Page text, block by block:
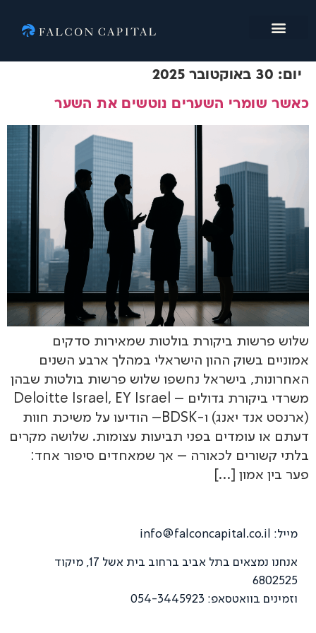
יום: 30 באוקטובר 2025
כאשר שומרי השערים נוטשים את השער
שלוש פרשות ביקורת בולטות שמאירות סדקים
אמוניים בשוק ההון הישראלי במהלך ארבע השנים
האחרונות, בישראל נחשפו שלוש פרשות בולטות שבהן
משרדי ביקורת גדולים – Deloitte Israel, EY Israel
(ארנסט אנד יאנג) ו-BDSK– הודיעו על משיכת חוות
דעתם או עומדים בפני תביעות עצומות. שלושה מקרים
בלתי קשורים לכאורה – אך שמאחדים סיפור אחד:
פער בין אמון […]
מייל: info@falconcapital.co.il
אנחנו נמצאים בתל אביב ברחוב בית אשל 17, מיקוד
6802525
וזמינים בוואטסאפ: 054-3445923